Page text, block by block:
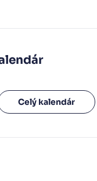
Celý kalendár